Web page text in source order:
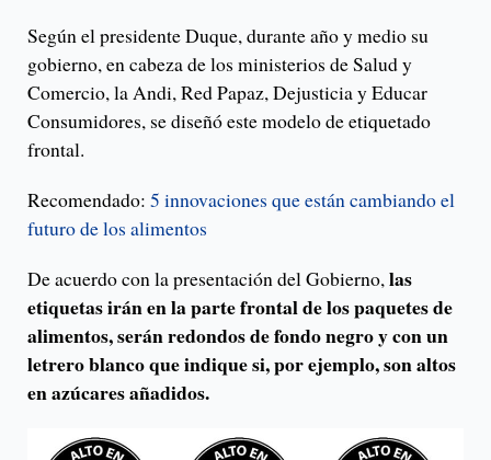
Según el presidente Duque, durante año y medio su
gobierno, en cabeza de los ministerios de Salud y
Comercio, la Andi, Red Papaz, Dejusticia y Educar
Consumidores, se diseñó este modelo de etiquetado
frontal.
Recomendado: 5 innovaciones que están cambiando el
futuro de los alimentos
De acuerdo con la presentación del Gobierno,las
etiquetas irán en la parte frontal de los paquetes de
alimentos, serán redondos de fondo negro y con un
letrero blanco que indique si, por ejemplo, son altos
en azúcares añadidos.